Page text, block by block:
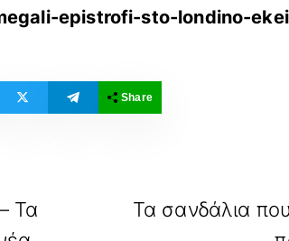
epistrofi-sto-londino-
Share
Τα
Τα σανδάλια